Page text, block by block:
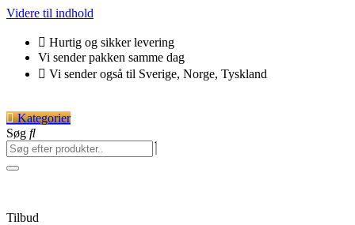
Videre til indhold
Hurtig og sikker levering
Vi sender pakken samme dag
Vi sender også til Sverige, Norge, Tyskland
Kategorier
Søg
Tilbud